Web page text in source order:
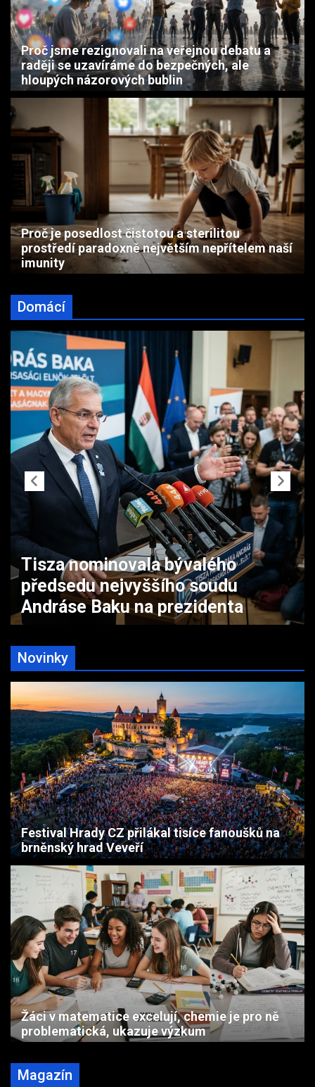
Proč jsme rezignovali na veřejnou debatu a
raději se uzavíráme do bezpečných, ale
hloupých názorových bublin
Proč je posedlost čistotou a sterilitou
prostředí paradoxně největším nepřítelem naší
imunity
Domácí
Ruské útoky na Charkov a Oděsu
si vyžádaly oběti a zraněné
Novinky
Festival Hrady CZ přilákal tisíce fanoušků na
brněnský hrad Veveří
Žáci v matematice excelují, chemie je pro ně
problematická, ukazuje výzkum
Magazín